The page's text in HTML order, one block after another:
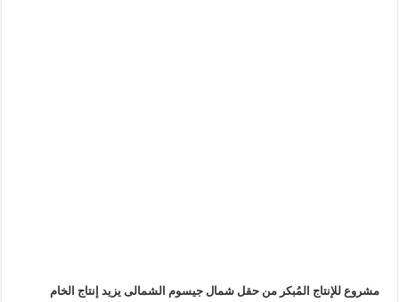
مشروع للإنتاج المُبكر من حقل شمال جيسوم الشمالى يزيد إنتاج الخام